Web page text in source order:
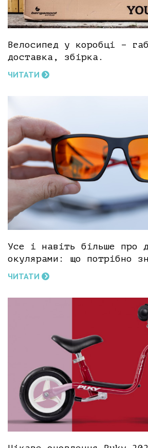
Велосипед у коробці –
доставка, збірка.
ЧИТАТИ
Усе і навіть більше про
окулярами: що потрібно
ЧИТАТИ